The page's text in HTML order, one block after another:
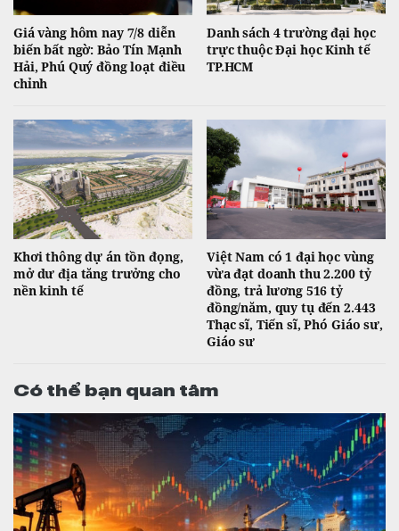
Giá vàng hôm nay 7/8 diễn
biến bất ngờ: Bảo Tín Mạnh
Hải, Phú Quý đồng loạt điều
chỉnh
Danh sách 4 trường đại học
trực thuộc Đại học Kinh tế
TP.HCM
Khơi thông dự án tồn đọng,
mở dư địa tăng trưởng cho
nền kinh tế
Việt Nam có 1 đại học vùng
vừa đạt doanh thu 2.200 tỷ
đồng, trả lương 516 tỷ
đồng/năm, quy tụ đến 2.443
Thạc sĩ, Tiến sĩ, Phó Giáo sư,
Giáo sư
Có thể bạn quan tâm